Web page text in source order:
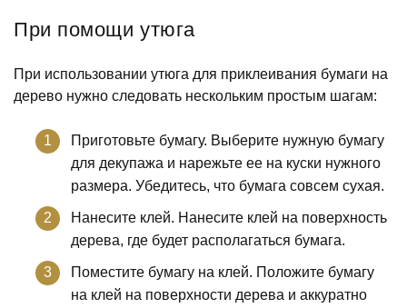
При помощи утюга
При использовании утюга для приклеивания бумаги на
дерево нужно следовать нескольким простым шагам:
Приготовьте бумагу. Выберите нужную бумагу
для декупажа и нарежьте ее на куски нужного
размера. Убедитесь, что бумага совсем сухая.
Нанесите клей. Нанесите клей на поверхность
дерева, где будет располагаться бумага.
Поместите бумагу на клей. Положите бумагу
на клей на поверхности дерева и аккуратно